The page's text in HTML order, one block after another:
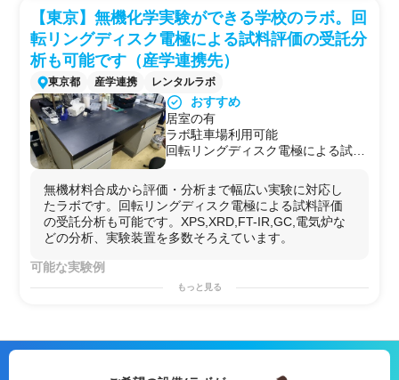
アイデアによる本質的課題解決: 既
存手法にとらわれず、経験豊富なエ
ンジニアが最適な自動化アプローチ
を提案。
ォーム、材料物性評価の自動化、細胞培養プロセス自動
化（培地交換、観察等）、危険物・微小物ハンドリン
グ、天秤・顕微鏡等の測定機器の自動操作 など
【東京】無機化学実験ができる学校のラボ。回
転リングディスク電極による試料評価の受託分
析も可能です（産学連携先）
東京都 産学連携 レンタルラボ
おすすめ
居室の有
ラボ駐車場利用可能
回転リングディスク電極による試料
無機材料合成から評価・分析まで幅広い実験に対応し
たラボです。回転リングディスク電極による試料評価
の受託分析も可能です。XPS,XRD,FT-IR,GC,電気炉な
どの分析、実験装置を多数そろえています。
可能な実験例
もっと見る